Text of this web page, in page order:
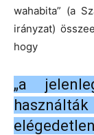
wahabita” (a
irányzat)
hogy
„a